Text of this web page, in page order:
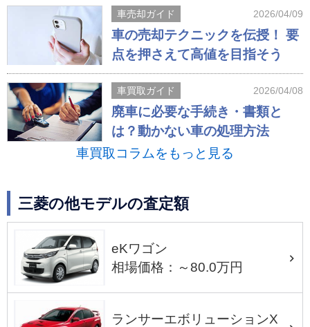
車売却ガイド 2026/04/09
車の売却テクニックを伝授！ 要
点を押さえて高値を目指そう
車買取ガイド 2026/04/08
廃車に必要な手続き・書類と
は？動かない車の処理方法
車買取コラムをもっと見る
三菱の他モデルの査定額
eKワゴン
相場価格：～80.0万円
ランサーエボリューションX